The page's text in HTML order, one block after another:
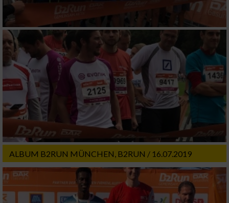
ALBUM B2RUN MÜNCHEN, B2RUN / 16.07.2019